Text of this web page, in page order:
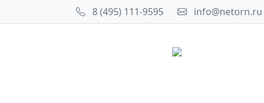
8 (495) 111-9595 info@netorn.ru